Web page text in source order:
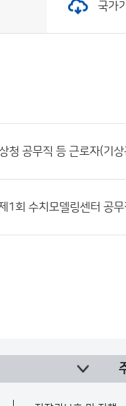
국가
청 공무직 등 근로자(기
1회 수치모델링센터 공